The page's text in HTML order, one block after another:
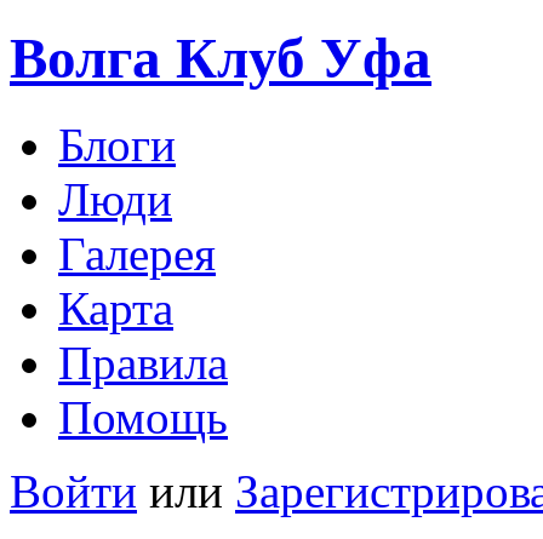
Волга Клуб Уфа
Блоги
Люди
Галерея
Карта
Правила
Помощь
Войти или